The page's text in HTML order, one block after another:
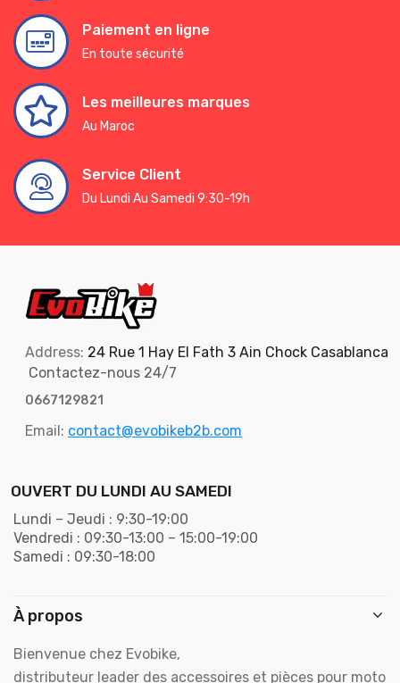
Paiement en ligne
En toute sécurité
Les meilleures marques
Au Maroc
Service Client
Du Lundi Au Samedi 9:30-19h
Address: 24 Rue 1 Hay El Fath 3 Ain Chock Casablanca
Contactez-nous 24/7
0667129821
Email: contact@evobikeb2b.com
OUVERT DU LUNDI AU SAMEDI
Lundi – Jeudi : 9:30-19:00
Vendredi : 09:30-13:00 – 15:00-19:00
Samedi : 09:30-18:00
À propos
Bienvenue chez Evobike,
distributeur leader des accessoires et pièces pour moto